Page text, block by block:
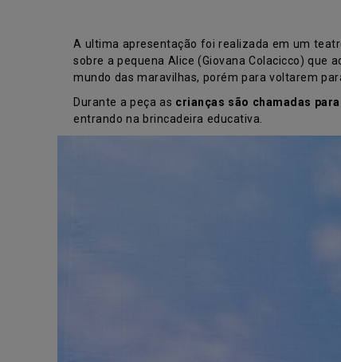
A ultima apresentação foi realizada em um
sobre a pequena Alice (Giovana Colacicco) que
mundo das maravilhas, porém para voltarem
Durante a peça as crianças são chamadas
entrando na brincadeira educativa.